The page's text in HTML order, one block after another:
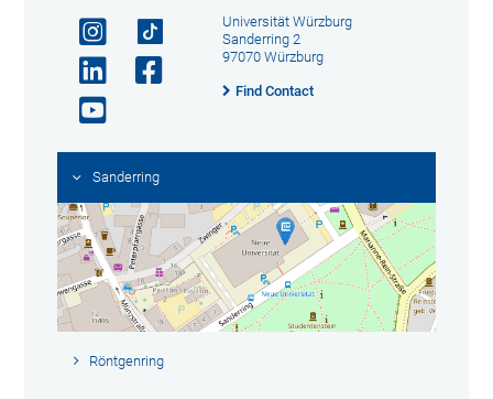
Universität Würzburg
Sanderring 2
97070 Würzburg
Find Contact
Sanderring
Röntgenring